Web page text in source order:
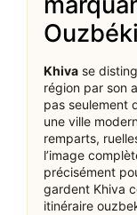
Khiva se
région par son
pas seulement
une ville
remparts,
l’image
précisément
gardent Khiva
itinéraire